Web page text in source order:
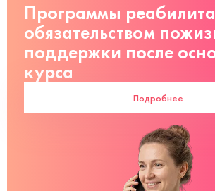
Программы
обязательством
поддержки после
курса
Подробнее